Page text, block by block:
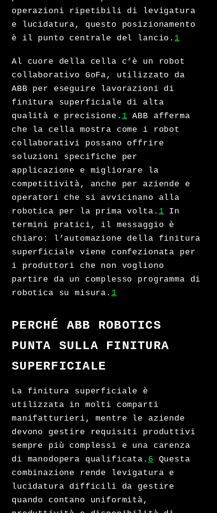
operazioni ripetibili di levigatura
e lucidatura, questo posizionamento
è il punto centrale del lancio. 1
Al cuore della cella c’è un robot
collaborativo GoFa, utilizzato da
ABB per eseguire lavorazioni di
finitura superficiale di alta
qualità e precisione. 1 ABB afferma
che la cella mostra come i robot
collaborativi possano offrire
soluzioni specifiche per
applicazione e migliorare la
competitività, anche per aziende e
operatori che si avvicinano alla
robotica per la prima volta. 1 In
termini pratici, il messaggio è
chiaro: l’automazione della finitura
superficiale viene confezionata per
i produttori che non vogliono
partire da un complesso programma di
robotica su misura. 1
PERCHÉ ABB ROBOTICS
PUNTA SULLA FINITURA
SUPERFICIALE
La finitura superficiale è
utilizzata in molti comparti
manifatturieri, mentre le aziende
devono gestire requisiti produttivi
sempre più complessi e una carenza
di manodopera qualificata. 6 Questa
combinazione rende levigatura e
lucidatura difficili da gestire
quando contano uniformità,